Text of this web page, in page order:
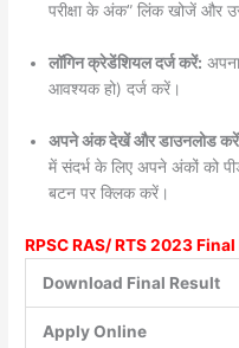
परीक्षा के अंक” लिंक खोजें और
लॉगिन क्रेडेंशियल दर्ज करें:
आवश्यक हो) दर्ज करें।
अपने अंक देखें और डाउनलोड
में संदर्भ के लिए अपने अंकों को
बटन पर क्लिक करें।
RPSC RAS/ RTS 2023
Download Final Result
Apply Online